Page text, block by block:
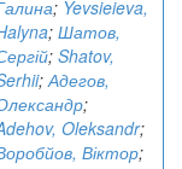
; Yevsieieva,
; Шатов,
; Shatov,
;Адегов,
;
Oleksandr;
Віктор;